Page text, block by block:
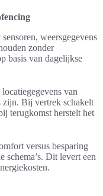
weersgegevens
zonder
basis van dagelijkse
van
zijn. Bij vertrek schakelt
terugkomst herstelt het
versus besparing
schema’s. Dit levert een